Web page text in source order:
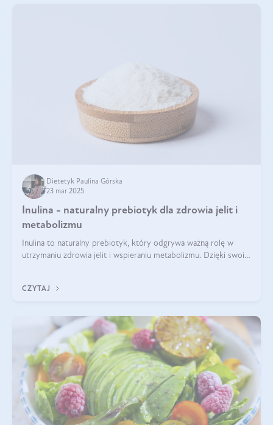
Dietetyk Paulina Górska
23 mar 2025
Inulina - naturalny prebiotyk dla zdrowia jelit i
metabolizmu
Inulina to naturalny prebiotyk, który odgrywa ważną rolę w
utrzymaniu zdrowia jelit i wspieraniu metabolizmu. Dzięki swoim
CZYTAJ